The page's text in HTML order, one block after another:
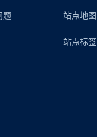
题 站点地图
站点标签